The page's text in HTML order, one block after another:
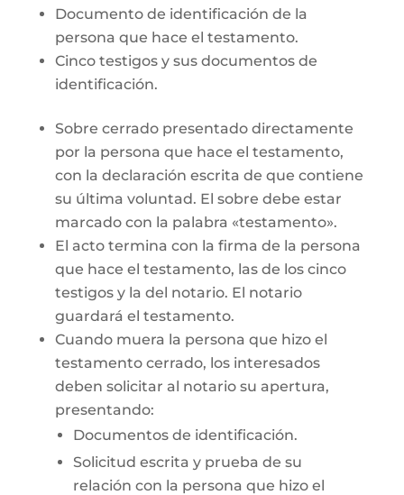
Documento de identificación de la
persona que hace el testamento.
Cinco testigos y sus documentos de
identificación.
Sobre cerrado presentado directamente
por la persona que hace el testamento,
con la declaración escrita de que contiene
su última voluntad. El sobre debe estar
marcado con la palabra «testamento».
El acto termina con la firma de la persona
que hace el testamento, las de los cinco
testigos y la del notario. El notario
guardará el testamento.
Cuando muera la persona que hizo el
testamento cerrado, los interesados
deben solicitar al notario su apertura,
presentando:
Documentos de identificación.
Solicitud escrita y prueba de su
relación con la persona que hizo el